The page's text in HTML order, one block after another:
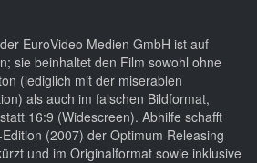
EuroVideo Medien GmbH ist auf
sie beinhaltet den Film sowohl ohne
(lediglich mit der miserablen
als auch im falschen Bildformat,
16:9 (Widescreen). Abhilfe schafft
(2007) der Optimum Releasing
und im Originalformat sowie inklusive